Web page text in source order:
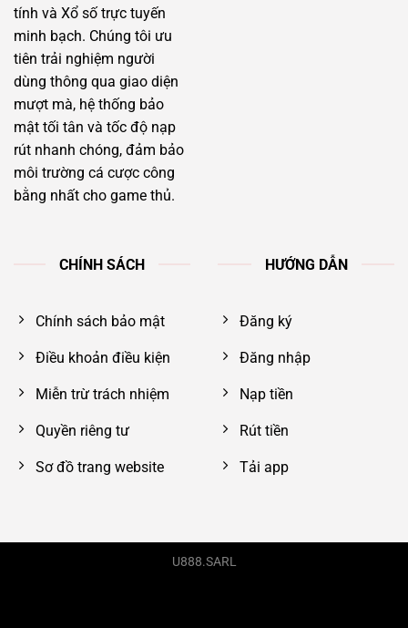
tính và Xổ số trực tuyến
minh bạch. Chúng tôi ưu
tiên trải nghiệm người
dùng thông qua giao diện
mượt mà, hệ thống bảo
mật tối tân và tốc độ nạp
rút nhanh chóng, đảm bảo
môi trường cá cược công
bằng nhất cho game thủ.
CHÍNH SÁCH
Chính sách bảo mật
Điều khoản điều kiện
Miễn trừ trách nhiệm
Quyền riêng tư
Sơ đồ trang website
HƯỚNG DẪN
Đăng ký
Đăng nhập
Nạp tiền
Rút tiền
Tải app
U888.SARL